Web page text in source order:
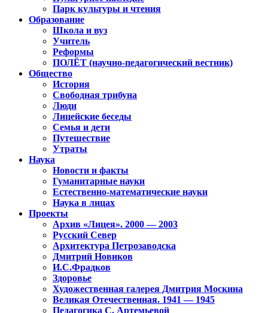
Парк культуры и чтения
Образование
Школа и вуз
Учитель
Реформы
ПОЛЁТ (научно-педагогический вестник)
Общество
История
Свободная трибуна
Люди
Лицейские беседы
Семья и дети
Путешествие
Утраты
Наука
Новости и факты
Гуманитарные науки
Естественно-математические науки
Наука в лицах
Проекты
Архив «Лицея». 2000 — 2003
Русский Север
Архитектура Петрозаводска
Дмитрий Новиков
И.С.Фрадков
Здоровье
Художественная галерея Дмитрия Москина
Великая Отечественная. 1941 — 1945
Педагогика С. Артемьевой